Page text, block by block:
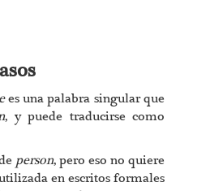
es una palabra singular que
, y puede traducirse como
person, pero eso no quiere
en escritos formales